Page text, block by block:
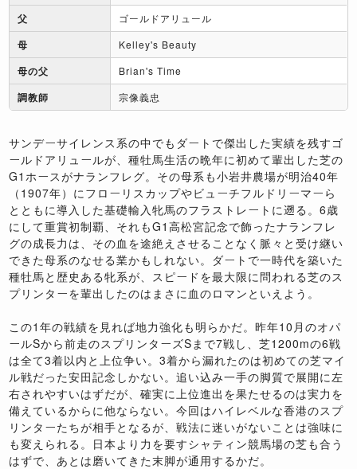
父 ゴールドアリュール
母 Kelley's Beauty
母の父 Brian's Time
調教師 宗像義忠
サンデーサイレンス系の中でもダートで傑出した実績を残すゴ
ールドアリュールが、種牡馬生活の晩年に初めて輩出した芝の
G1ホースがナランフレグ。その母系も小岩井農場が明治40年
（1907年）にフローリスカップやビューチフルドリーマーら
とともに導入した基礎輸入牝馬のフラストレートに遡る。6歳
にして重賞初制覇、それもG1高松宮記念で飾ったナランフレ
グの成長力は、その血を途絶えさせることなく脈々と受け継い
できた母系のなせる業かもしれない。ダートで一時代を築いた
種牡馬と歴史ある牝系が、スピードを最大限に問われる芝のス
プリンターを輩出したのはまさに血のロマンといえよう。
この1年の戦績を見れば地力強化も明らかだ。昨年10月のオパ
ールSから前走のスプリンターズSまで7戦し、芝1200mの6戦
は全て3着以内と上位争い。3着から漏れたのは初めての芝マイ
ル戦だった安田記念しかない。追い込み一手の脚質で展開に左
右されやすいはずだが、確実に上位進出を果たせるのは実力を
備えているからに他ならない。今回はハイレベルな香港のスプ
リンターたちが相手となるが、戦法に迷いがないことは強味に
も変えられる。日本より力を要すシャティン競馬場の芝も合う
はずで、あとは磨いてきた末脚が通用するかだ。